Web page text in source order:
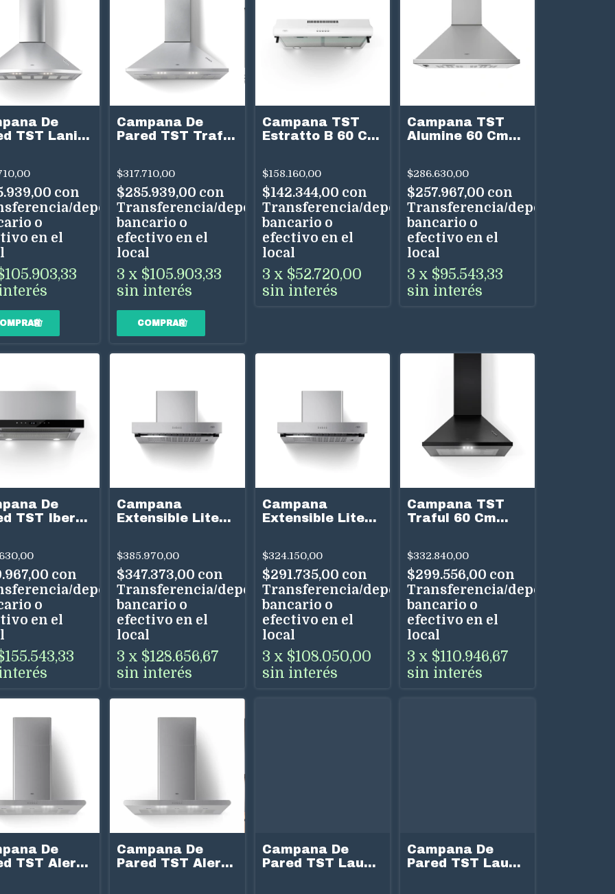
De
TST Lanin
con
depósito
o
en el
Campana De
Pared TST Traful
Uso Dual
$317.710,00
$285.939,00 con
Transferencia/depósito
bancario o
efectivo en el
local
3 x $105.903,33
sin interés
Campana TST
Estratto B 60 Cm
$158.160,00
$142.344,00 con
Transferencia/depósito
bancario o
efectivo en el
local
3 x $52.720,00
sin interés
Campana TST
Alumine 60 Cm
$286.630,00
$257.967,00 con
Transferencia/depósito
bancario o
efectivo en el
local
3 x $95.543,33
sin interés
De
TST Ibera
con
depósito
o
en el
Campana
Extensible Lite
$385.970,00
$347.373,00 con
Transferencia/depósito
bancario o
efectivo en el
local
3 x $128.656,67
sin interés
Campana
Extensible Lite
$324.150,00
$291.735,00 con
Transferencia/depósito
bancario o
efectivo en el
local
3 x $108.050,00
sin interés
Campana TST
Traful 60 Cm
$332.840,00
$299.556,00 con
Transferencia/depósito
bancario o
efectivo en el
local
3 x $110.946,67
sin interés
De
TST Alerce
Campana De
Pared TST Alerce
Campana De
Pared TST Lauda
Campana De
Pared TST Lauda